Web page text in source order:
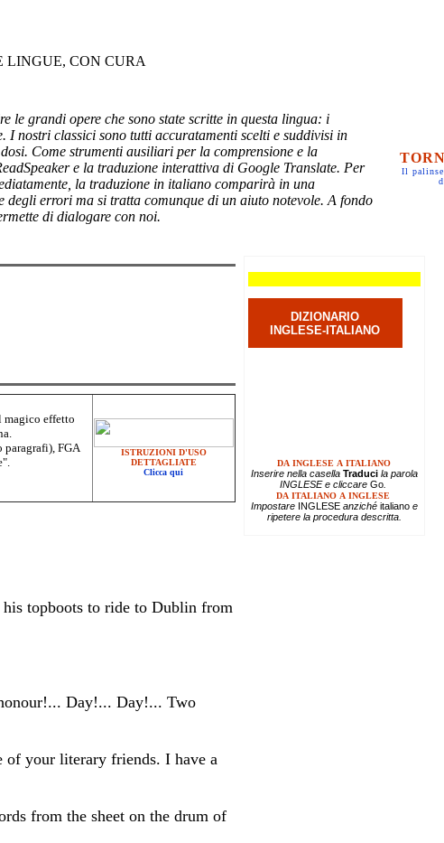
LINGUE, CON CURA
le grandi opere che sono state scritte in questa lingua: i
I nostri classici sono tutti accuratamenti scelti e suddivisi in
Come strumenti ausiliari per la comprensione e la
e la traduzione interattiva di Google Translate. Per
la traduzione in italiano comparirà in una
degli errori ma si tratta comunque di un aiuto notevole. A fondo
di dialogare con noi.
Il
magico effetto
paragrafi), FGA
ISTRUZIONI D'USO
DETTAGLIATE
Clicca qui
topboots to ride to Dublin from
Day!... Day!... Two
of your literary friends. I have a
from the sheet on the drum of
DIZIONARIO
INGLESE-ITALIANO
DA INGLESE A ITALIANO
Inserire nella casella Traducila parola
INGLESE e cliccare Go.
DA ITALIANO A INGLESE
Impostare INGLESEanziché italianoe
ripetere la procedura descritta.